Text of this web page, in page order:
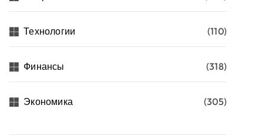
Технологии (110)
Финансы (318)
Экономика (305)